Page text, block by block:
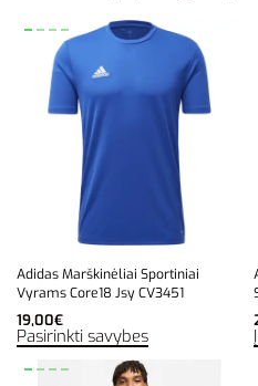
Adidas Marškinėliai Sportiniai
Vyrams Core18 Jsy CV3451
19,00€
Pasirinkti savybes